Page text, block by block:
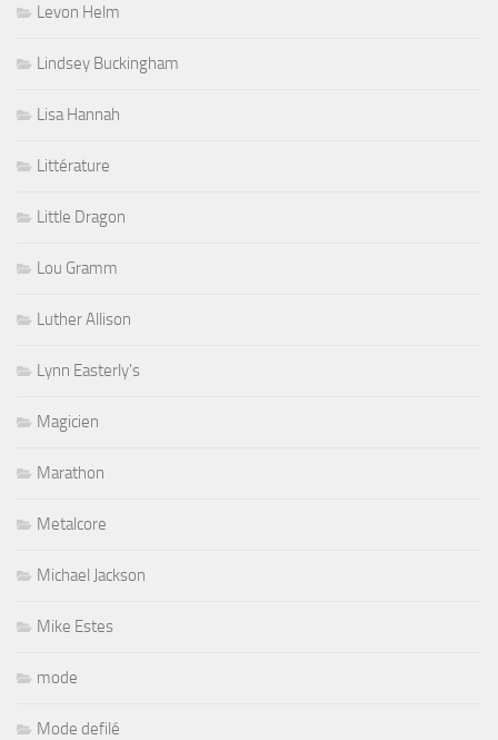
Levon Helm
Lindsey Buckingham
Lisa Hannah
Littérature
Little Dragon
Lou Gramm
Luther Allison
Lynn Easterly's
Magicien
Marathon
Metalcore
Michael Jackson
Mike Estes
mode
Mode defilé